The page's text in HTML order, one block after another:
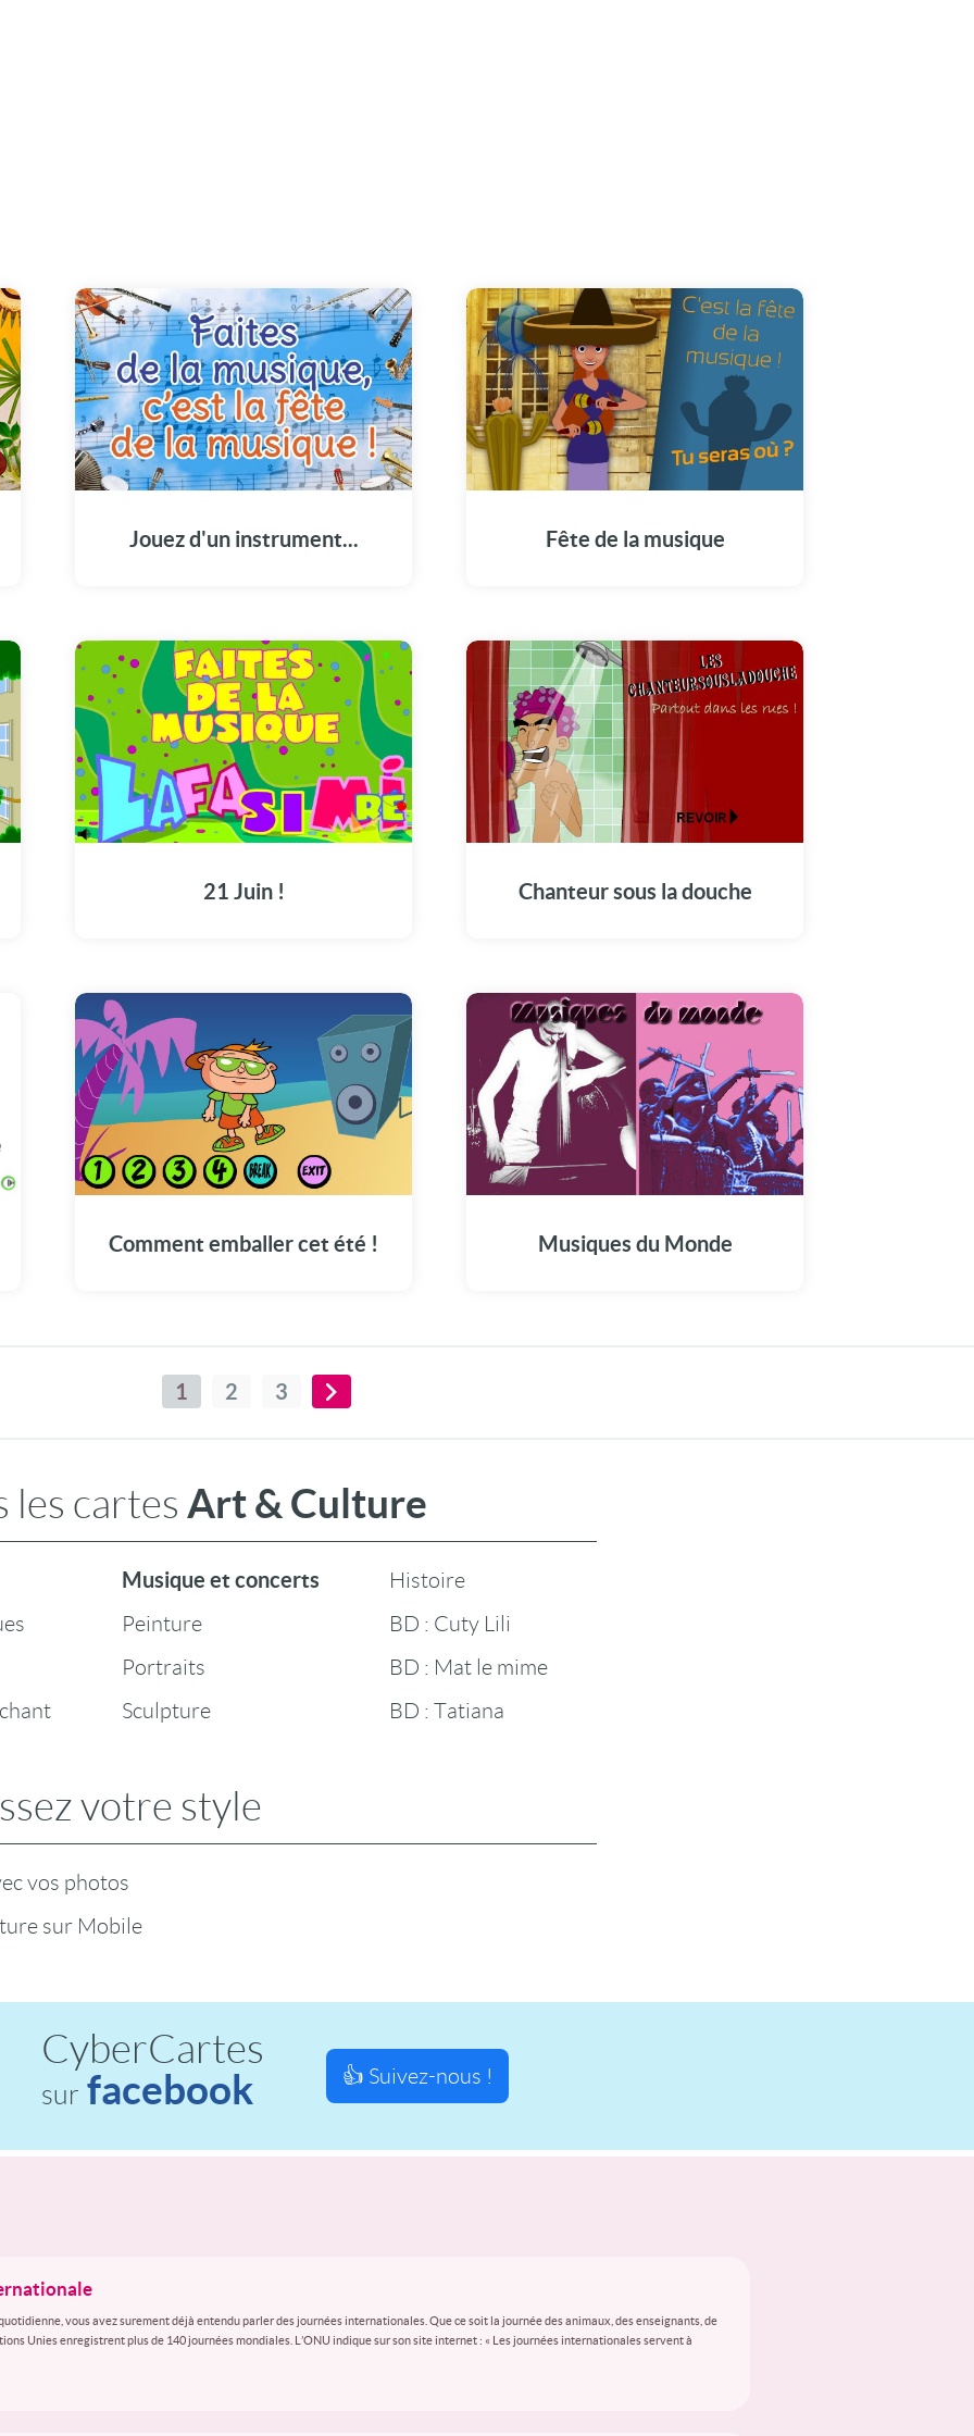
Jouez d'un instrument... Fête de la musique
21 Juin ! Chanteur sous la douche
Comment emballer cet été ! Musiques du Monde
1 2 3
les cartes Art & Culture
Musique et concerts
Peinture
Portraits
Sculpture
Histoire
BD : Cuty Lili
BD : Mat le mime
BD : Tatiana
votre style
vos photos
sur Mobile
CyberCartes
sur facebook 👍 Suivez-nous !
vous avez surement déjà entendu parler des journées internationales. Que ce soit la journée des animaux, des enseignants, de
Unies enregistrent plus de 140 journées mondiales. L’ONU indique sur son site internet : « Les journées internationales servent à